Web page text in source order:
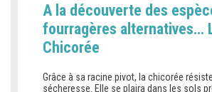
A la découverte des
fourragères alternatives…
Chicorée
Grâce à sa racine pivot, la chicorée
sécheresse. Elle se plaira dans les sols